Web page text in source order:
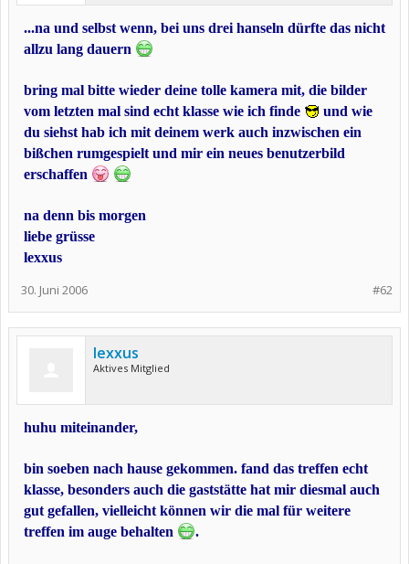
...na und selbst wenn, bei uns drei hanseln dürfte das nicht
allzu lang dauern
bring mal bitte wieder deine tolle kamera mit, die bilder
vom letzten mal sind echt klasse wie ich finde
und wie
du siehst hab ich mit deinem werk auch inzwischen ein
bißchen rumgespielt und mir ein neues benutzerbild
erschaffen
na denn bis morgen
liebe grüsse
lexxus
#62
30. Juni 2006
lexxus
Aktives Mitglied
huhu miteinander,
bin soeben nach hause gekommen. fand das treffen echt
klasse, besonders auch die gaststätte hat mir diesmal auch
gut gefallen, vielleicht können wir die mal für weitere
treffen im auge behalten
.